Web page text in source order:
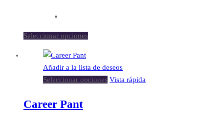
Seleccionar opciones
Añadir a la lista de deseos
Seleccionar opciones Vista rápida
Career Pant